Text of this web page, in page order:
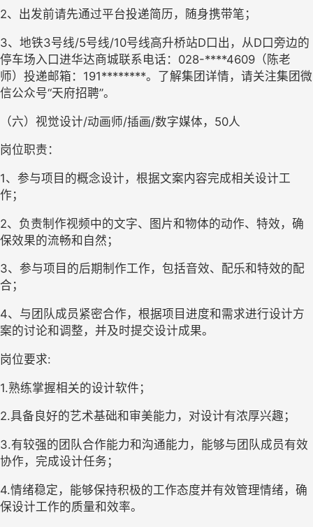
2、出发前请先通过平台投递简历，随身携带笔；
3、地铁3号线/5号线/10号线高升桥站D口出，从D口旁边的
停车场入口进华达商城联系电话：028-****4609（陈老
师）投递邮箱：191********。了解集团详情，请关注集团微
信公众号“天府招聘”。
（六）视觉设计/动画师/插画/数字媒体，50人
岗位职责：
1、参与项目的概念设计，根据文案内容完成相关设计工
作；
2、负责制作视频中的文字、图片和物体的动作、特效，确
保效果的流畅和自然；
3、参与项目的后期制作工作，包括音效、配乐和特效的配
合；
4、与团队成员紧密合作，根据项目进度和需求进行设计方
案的讨论和调整，并及时提交设计成果。
岗位要求:
1.熟练掌握相关的设计软件；
2.具备良好的艺术基础和审美能力，对设计有浓厚兴趣；
3.有较强的团队合作能力和沟通能力，能够与团队成员有效
协作，完成设计任务；
4.情绪稳定，能够保持积极的工作态度并有效管理情绪，确
保设计工作的质量和效率。